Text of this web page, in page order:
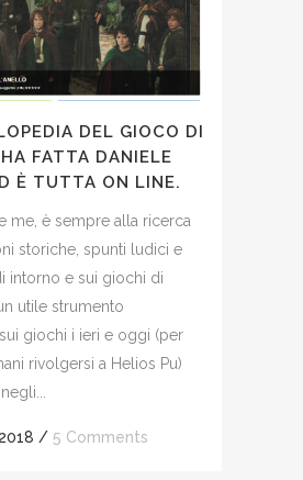
DEL GIOCO DI
FATTA DANIELE
È TUTTA ON LINE.
me, è sempre alla ricerca
storiche, spunti ludici e
intorno e sui giochi di
utile strumento
giochi i ieri e oggi (per
rivolgersi a Helios Pu)
/ 5 Comments